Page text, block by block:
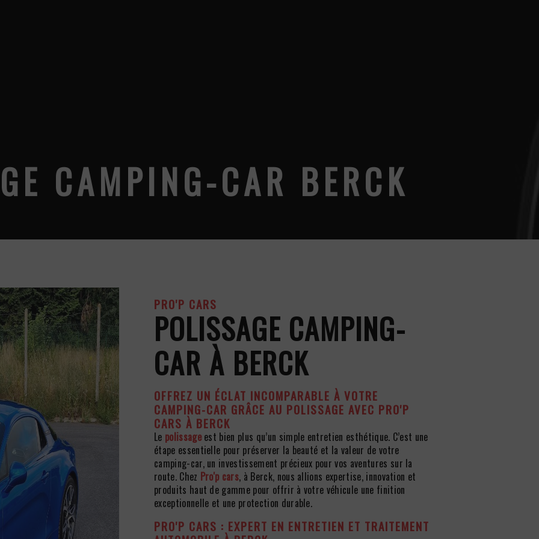
CAMPING-CAR BERCK
PRO'P CARS
POLISSAGE CAMPING-
CAR À BERCK
OFFREZ UN ÉCLAT INCOMPARABLE À VOTRE
CAMPING-CAR GRÂCE AU POLISSAGE AVEC PRO'P
CARS À BERCK
Le polissageest bien plus qu’un simple entretien esthétique. C’est une
étape essentielle pour préserver la beauté et la valeur de votre
camping-car, un investissement précieux pour vos aventures sur la
route. Chez Pro'p cars, à Berck, nous allions expertise, innovation et
produits haut de gamme pour offrir à votre véhicule une finition
exceptionnelle et une protection durable.
PRO'P CARS : EXPERT EN ENTRETIEN ET TRAITEMENT